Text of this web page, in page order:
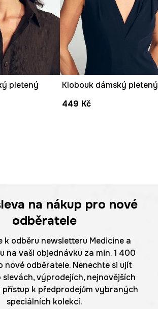
pletený
Klobouk dámský pletený
449 Kč
na nákup pro nové
odběratele
k odběru newsletteru Medicine a
na vaši objednávku za min. 1 400
nové odběratele. Nenechte si ujít
výprodejích, nejnovějších
k předprodejům vybraných
speciálních kolekcí.